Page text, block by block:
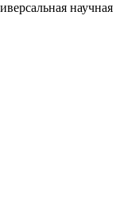
научная